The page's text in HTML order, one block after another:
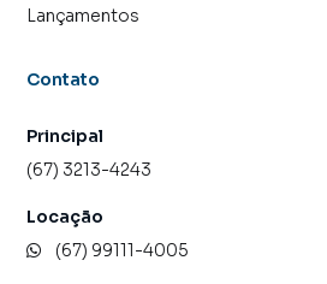
Lançamentos
Contato
Principal
(67) 3213-4243
Locação
(67) 99111-4005